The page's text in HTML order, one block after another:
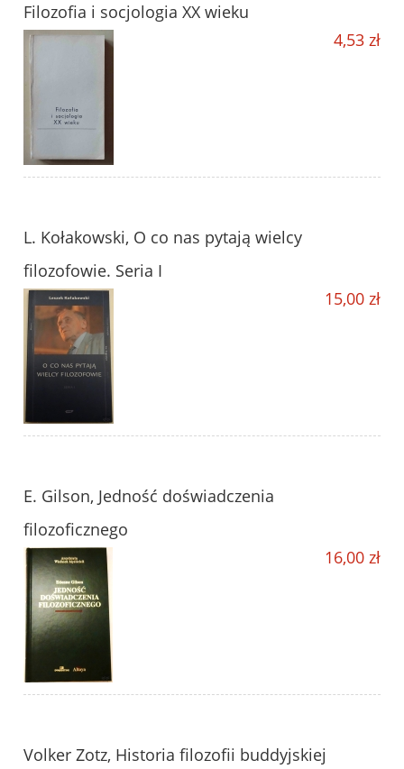
Filozofia i socjologia XX wieku
4,53 zł
L. Kołakowski, O co nas pytają wielcy
filozofowie. Seria I
15,00 zł
E. Gilson, Jedność doświadczenia
filozoficznego
16,00 zł
Volker Zotz, Historia filozofii buddyjskiej